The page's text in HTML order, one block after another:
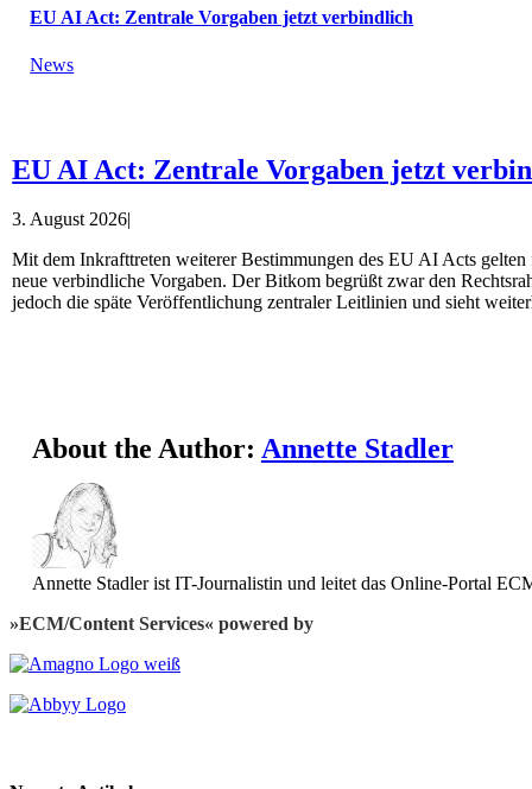
EU AI Act: Zentrale Vorgaben jetzt verbindlich
News
EU AI Act: Zentrale Vorgaben jetzt
3. August 2026|
Mit dem Inkrafttreten weiterer Bestimmungen des EU AI Acts
neue verbindliche Vorgaben. Der Bitkom begrüßt zwar den
jedoch die späte Veröffentlichung zentraler Leitlinien und sieht
About the Author: Annette Stadler
Annette Stadler ist IT-Journalistin und leitet das Online-Portal
»ECM/Content Services« powered by